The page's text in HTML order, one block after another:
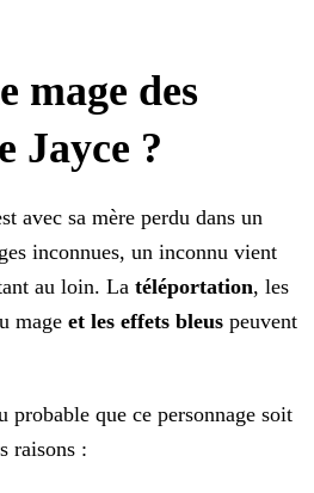
mage des
Jayce ?
avec sa mère perdu dans un
inconnues, un inconnu vient
au loin. La téléportation, les
mage et les effets bleus peuvent
probable que ce personnage soit
raisons :